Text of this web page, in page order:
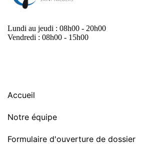
Lundi au jeudi : 08h00 - 20h00
Vendredi : 08h00 - 15h00
Accueil
Notre équipe
Formulaire d'ouverture de dossier